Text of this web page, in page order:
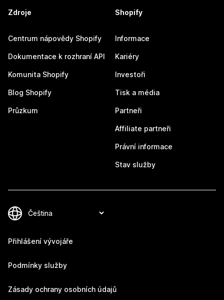
Zdroje
Centrum nápovědy Shopify
Dokumentace k rozhraní API
Komunita Shopify
Blog Shopify
Průzkum
Shopify
Informace
Kariéry
Investoři
Tisk a média
Partneři
Affiliate partneři
Právní informace
Stav služby
Přihlášení vývojáře
Podmínky služby
Zásady ochrany osobních údajů